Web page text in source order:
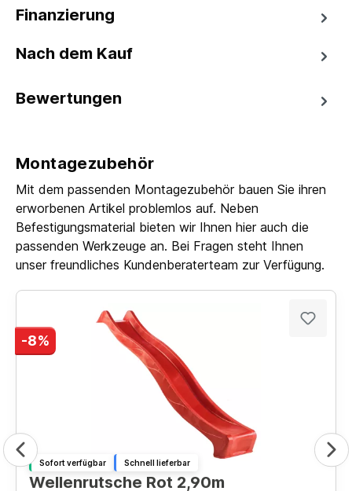
Finanzierung
Nach dem Kauf
Bewertungen
Montagezubehör
Mit dem passenden Montagezubehör bauen Sie ihren
erworbenen Artikel problemlos auf. Neben
Befestigungsmaterial bieten wir Ihnen hier auch die
passenden Werkzeuge an. Bei Fragen steht Ihnen
unser freundliches Kundenberaterteam zur Verfügung.
-8%
Sofort verfügbar Schnell lieferbar
Wellenrutsche Rot 2,90m